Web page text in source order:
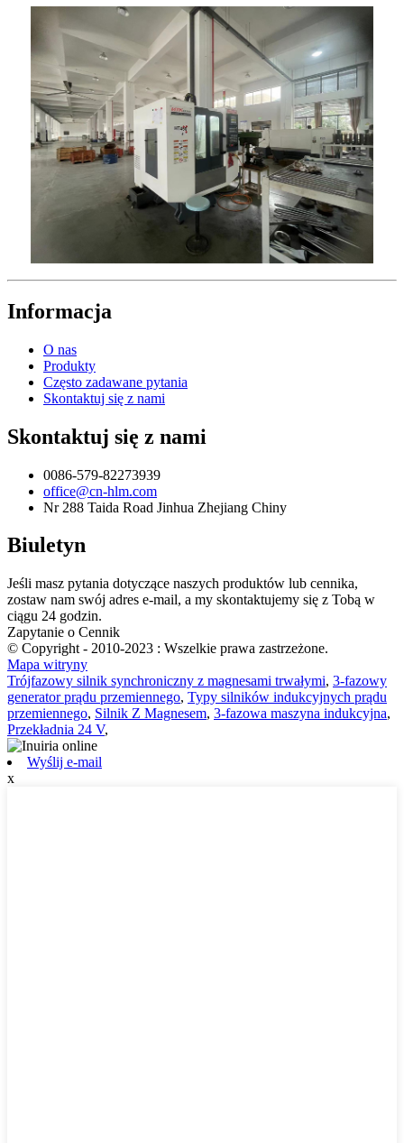
Informacja
O nas
Produkty
Często zadawane pytania
Skontaktuj się z nami
Skontaktuj się z nami
0086-579-82273939
office@cn-hlm.com
Nr 288 Taida Road Jinhua Zhejiang Chiny
Biuletyn
Jeśli masz pytania dotyczące naszych produktów lub cennika,
zostaw nam swój adres e-mail, a my skontaktujemy się z Tobą w
ciągu 24 godzin.
Zapytanie o Cennik
© Copyright - 2010-2023 : Wszelkie prawa zastrzeżone.
Mapa witryny
Trójfazowy silnik synchroniczny z magnesami trwałymi, 3-fazowy
generator prądu przemiennego, Typy silników indukcyjnych prądu
przemiennego, Silnik Z Magnesem, 3-fazowa maszyna indukcyjna,
Przekładnia 24 V,
Wyślij e-mail
x